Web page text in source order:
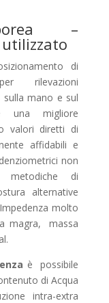
–
di
rilevazioni
mano e sul
una migliore
valori diretti di
affidabili e
non
metodiche di
alternative
molto
magra, massa
è possibile
di Acqua
intra-extra